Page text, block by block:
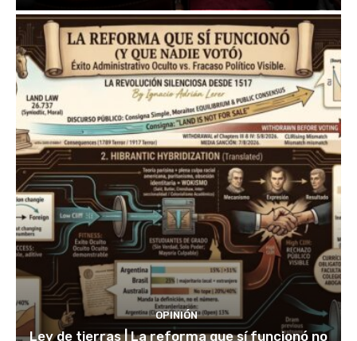
OPINIÓN
Ley de tierras | La reforma que sí funcionó no